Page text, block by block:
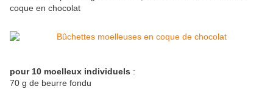
coque en chocolat
pour 10 moelleux individuels :
70 g de beurre fondu